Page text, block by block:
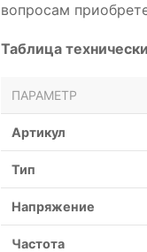
вопросам
Таблица
ПАРАМЕТР
Артикул
Тип
Напряжение
Частота